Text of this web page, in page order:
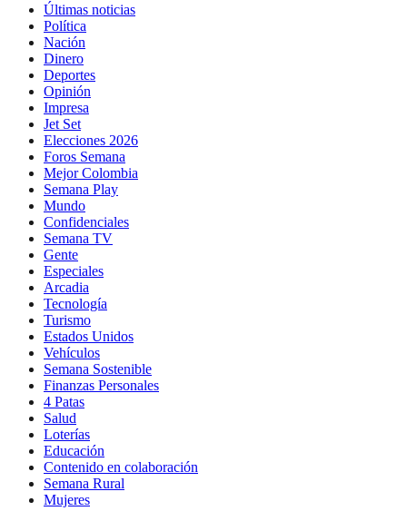
Últimas noticias
Política
Nación
Dinero
Deportes
Opinión
Impresa
Jet Set
Elecciones 2026
Foros Semana
Mejor Colombia
Semana Play
Mundo
Confidenciales
Semana TV
Gente
Especiales
Arcadia
Tecnología
Turismo
Estados Unidos
Vehículos
Semana Sostenible
Finanzas Personales
4 Patas
Salud
Loterías
Educación
Contenido en colaboración
Semana Rural
Mujeres